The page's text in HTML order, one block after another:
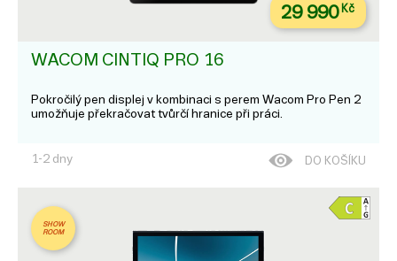
29 990Kč
WACOM CINTIQ PRO 16
Pokročilý pen displej v kombinaci s perem Wacom Pro Pen 2
umožňuje překračovat tvůrčí hranice při práci.
1-2 dny DO KOŠÍKU
SHOW
ROOM